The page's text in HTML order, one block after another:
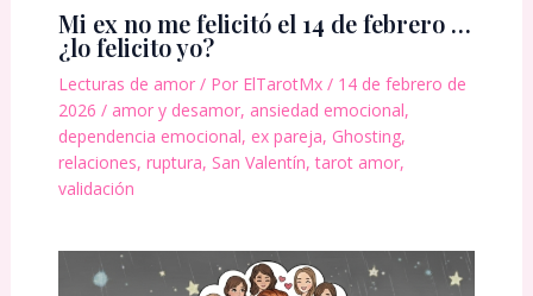
Mi ex no me felicitó el 14 de febrero …
¿lo felicito yo?
Lecturas de amor/ Por ElTarotMx / 14 de febrero de
2026 / amor y desamor, ansiedad emocional,
dependencia emocional, ex pareja, Ghosting,
relaciones, ruptura, San Valentín,tarot amor,
validación